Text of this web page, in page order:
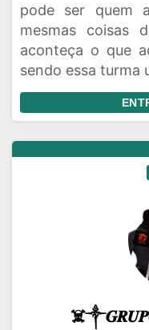
pode ser quem
mesmas coisas
aconteça o que
sendo essa turma